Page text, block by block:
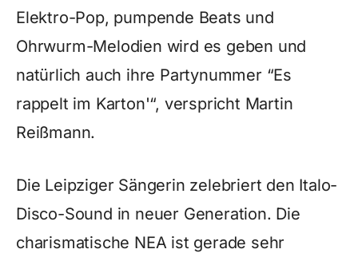
Elektro-Pop, pumpende Beats und
Ohrwurm-Melodien wird es geben und
natürlich auch ihre Partynummer “Es
rappelt im Karton'“, verspricht Martin
Reißmann.
Die Leipziger Sängerin zelebriert den Italo-
Disco-Sound in neuer Generation. Die
charismatische NEA ist gerade sehr